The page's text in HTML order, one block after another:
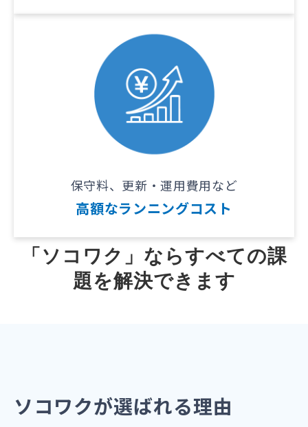
保守料、更新・運用費用など
高額なランニングコスト
「ソコワク」ならすべての課
題を解決できます
ソコワクが選ばれる理由